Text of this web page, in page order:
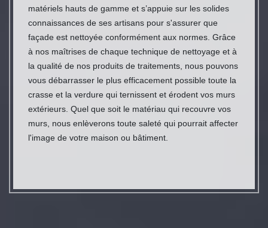
matériels hauts de gamme et s’appuie sur les solides
connaissances de ses artisans pour s'assurer que
façade est nettoyée conformément aux normes. Grâce
à nos maîtrises de chaque technique de nettoyage et à
la qualité de nos produits de traitements, nous pouvons
vous débarrasser le plus efficacement possible toute la
crasse et la verdure qui ternissent et érodent vos murs
extérieurs. Quel que soit le matériau qui recouvre vos
murs, nous enlèverons toute saleté qui pourrait affecter
l'image de votre maison ou bâtiment.